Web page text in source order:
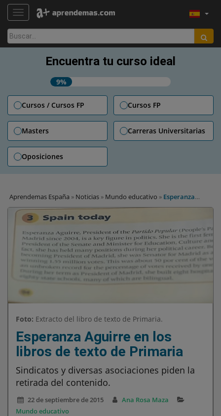
TOGGLE NAVIGATION
Buscar:
Encuentra tu curso ideal
9%
Cursos / Cursos FP Cursos FP
Masters Carreras Universitarias
Oposiciones
Aprendemas España » Noticias » Mundo educativo » Esperanza
Aguirre en los libros de texto de Primaria
Foto: Extracto del libro de texto de Primaria.
Esperanza Aguirre en los
libros de texto de Primaria
Sindicatos y diversas asociaciones piden la
retirada del contenido.
22 de septiembre de 2015
Ana Rosa Maza
Mundo educativo